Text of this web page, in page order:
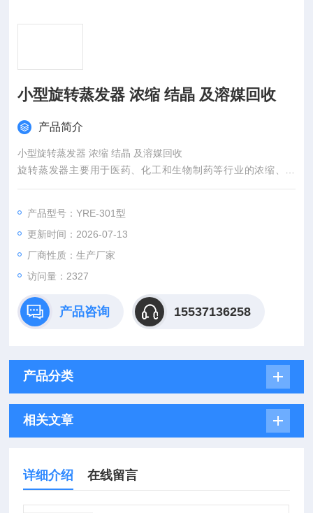
小型旋转蒸发器 浓缩 结晶 及溶媒回收
产品简介
小型旋转蒸发器 浓缩 结晶 及溶媒回收
旋转蒸发器主要用于医药、化工和生物制药等行业的浓缩、结
晶、干燥、分离及溶媒回收。其原理为在真空条件下，恒温加
发。
产品型号：YRE-301型
更新时间：2026-07-13
厂商性质：生产厂家
访问量：2327
产品咨询 15537136258
产品分类
相关文章
详细介绍 在线留言